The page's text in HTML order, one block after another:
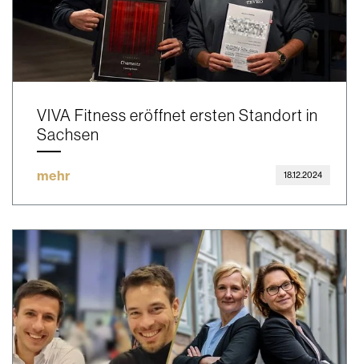
VIVA Fitness eröffnet ersten Standort in
Sachsen
mehr 18.12.2024